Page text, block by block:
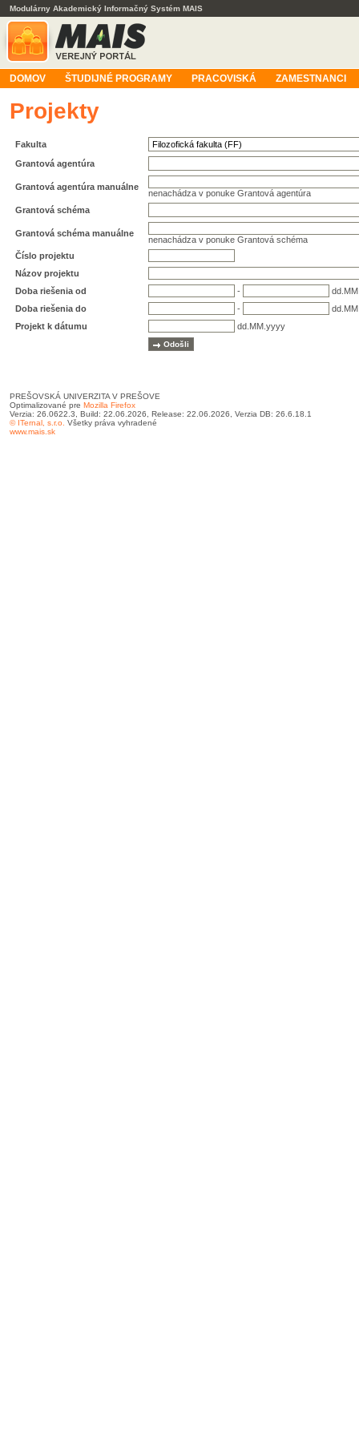
Modulárny Akademický Informačný Systém MAIS
DOMOV ŠTUDIJNÉ PROGRAMY PRACOVISKÁ ZAMESTNANCI
Projekty
Fakulta
Grantová agentúra
Grantová agentúra manuálne
nenachádza v ponuke Grantová agentúra
Grantová schéma
Grantová schéma manuálne
nenachádza v ponuke Grantová schéma
Číslo projektu
Názov projektu
Doba riešenia od
-
Doba riešenia do
-
Projekt k dátumu
dd.MM.yyyy
PREŠOVSKÁ UNIVERZITA V PREŠOVE
Optimalizované pre Mozilla Firefox
Verzia: 26.0622.3, Build: 22.06.2026, Release: 22.06.2026, Verzia DB: 26.6.18.1
© ITernal, s.r.o. Všetky práva vyhradené
www.mais.sk